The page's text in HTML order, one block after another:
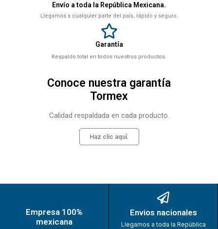
Envío a toda la República Mexicana.
Llegamos a cualquier parte del país, rápido y seguro.
Garantía
Respaldo total en todos nuestros productos.
Conoce nuestra garantía
Tormex
Calidad respaldada en cada producto.
Haz clic aquí.
Empresa 100%
mexicana
Envios nacionales
Llegamos a toda la República